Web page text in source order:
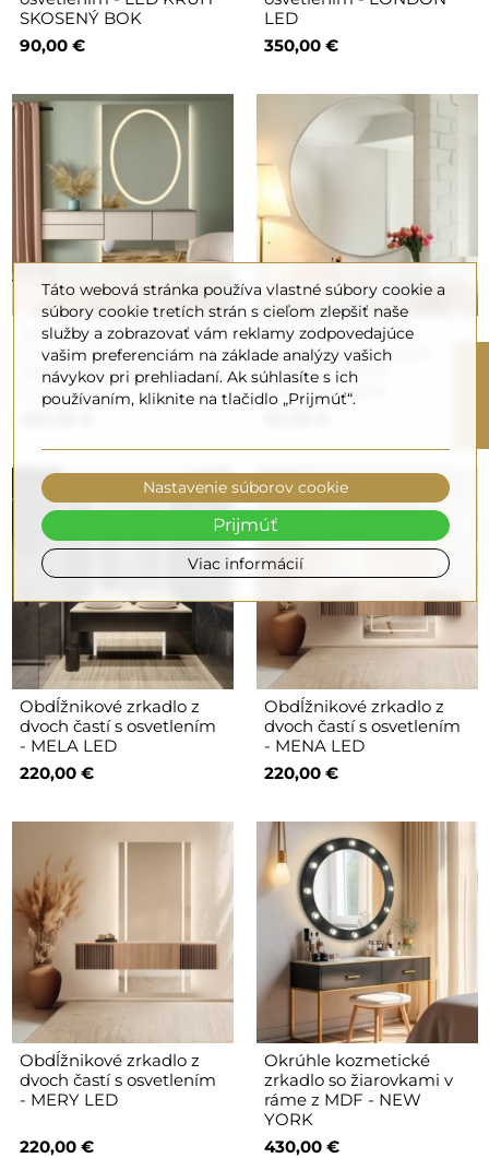
SKOSENÝ BOK
90,00 €
LED
350,00 €
Zrkadlo na toaletný stolík
z dvoch častí s
osvetlením - LUMINA
GLAM LED
Kúpeľňové zrkadlo
okrúhle so skoseným
bokom - KRUH
SKOSENÝ BOK
Obdĺžnikové zrkadlo z
dvoch častí s osvetlením
- MELA LED
220,00 €
Obdĺžnikové zrkadlo z
dvoch častí s osvetlením
- MENA LED
220,00 €
Obdĺžnikové zrkadlo z
dvoch častí s osvetlením
- MERY LED
220,00 €
Okrúhle kozmetické
zrkadlo so žiarovkami v
ráme z MDF - NEW
YORK
430,00 €
Táto webová stránka používa vlastné súbory cookie a
súbory cookie tretích strán s cieľom zlepšiť naše
služby a zobrazovať vám reklamy zodpovedajúce
vašim preferenciám na základe analýzy vašich
návykov pri prehliadaní. Ak súhlasíte s ich
používaním, kliknite na tlačidlo „Prijmúť“.
Viac informácií
Nastavenie súborov cookie
Prijmúť